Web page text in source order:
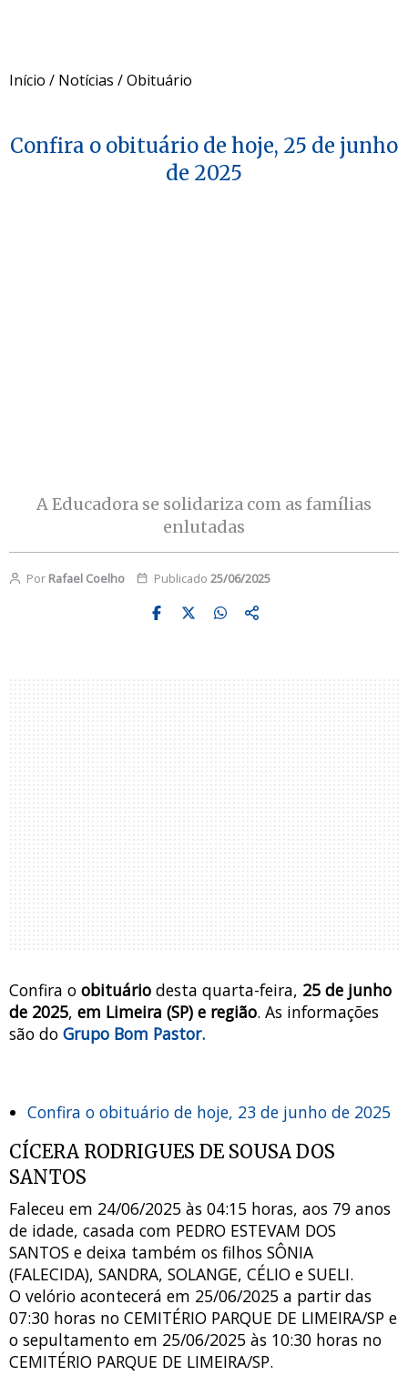
Início / Notícias /Obituário
Confira o obituário de hoje, 25 de junho
de 2025
A Educadora se solidariza com as famílias
enlutadas
Por Rafael Coelho Publicado 25/06/2025
Confira o obituário desta quarta-feira, 25 de junho
de 2025, em Limeira (SP) e região. As informações
são do Grupo Bom Pastor.
Confira o obituário de hoje, 23 de junho de 2025
CÍCERA RODRIGUES DE SOUSA DOS
SANTOS
Faleceu em 24/06/2025 às 04:15 horas, aos 79 anos
de idade, casada com PEDRO ESTEVAM DOS
SANTOS e deixa também os filhos SÔNIA
(FALECIDA), SANDRA, SOLANGE, CÉLIO e SUELI.
O velório acontecerá em 25/06/2025 a partir das
07:30 horas no CEMITÉRIO PARQUE DE LIMEIRA/SP e
o sepultamento em 25/06/2025 às 10:30 horas no
CEMITÉRIO PARQUE DE LIMEIRA/SP.